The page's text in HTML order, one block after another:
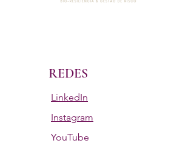
REDES
LinkedIn
Instagram
YouTube